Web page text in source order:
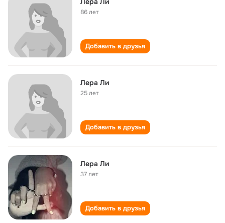
86 лет
Добавить в друзья
Лера Ли
25 лет
Добавить в друзья
Лера Ли
37 лет
Добавить в друзья